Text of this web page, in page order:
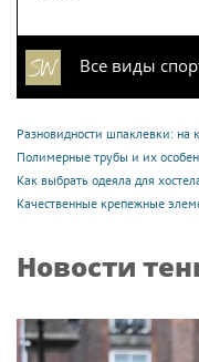
Все виды
Разновидности шпаклевки: на
Полимерные трубы и их
Как выбрать одеяла для
Качественные крепежные
Новости